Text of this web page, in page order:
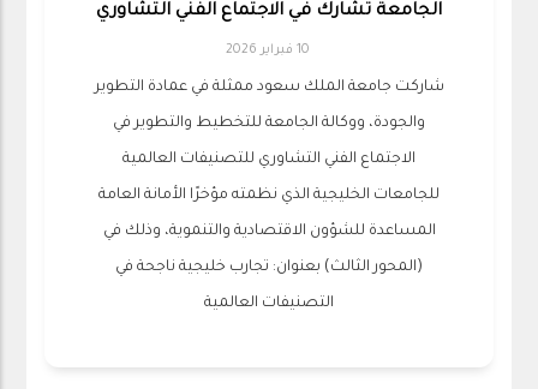
الجامعة تشارك في الاجتماع الفني التشاوري
10 فبراير 2026
شاركت جامعة الملك سعود ممثلة في عمادة التطوير
والجودة، ووكالة الجامعة للتخطيط والتطوير في
الاجتماع الفني التشاوري للتصنيفات العالمية
للجامعات الخليجية الذي نظمته مؤخرًا الأمانة العامة
المساعدة للشؤون الاقتصادية والتنموية، وذلك في
(المحور الثالث) بعنوان: تجارب خليجية ناجحة في
التصنيفات العالمية